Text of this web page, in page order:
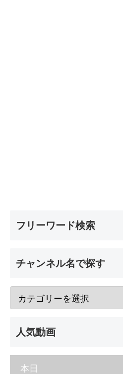
フリーワード検索
チャンネル名で探す
人気動画
本日